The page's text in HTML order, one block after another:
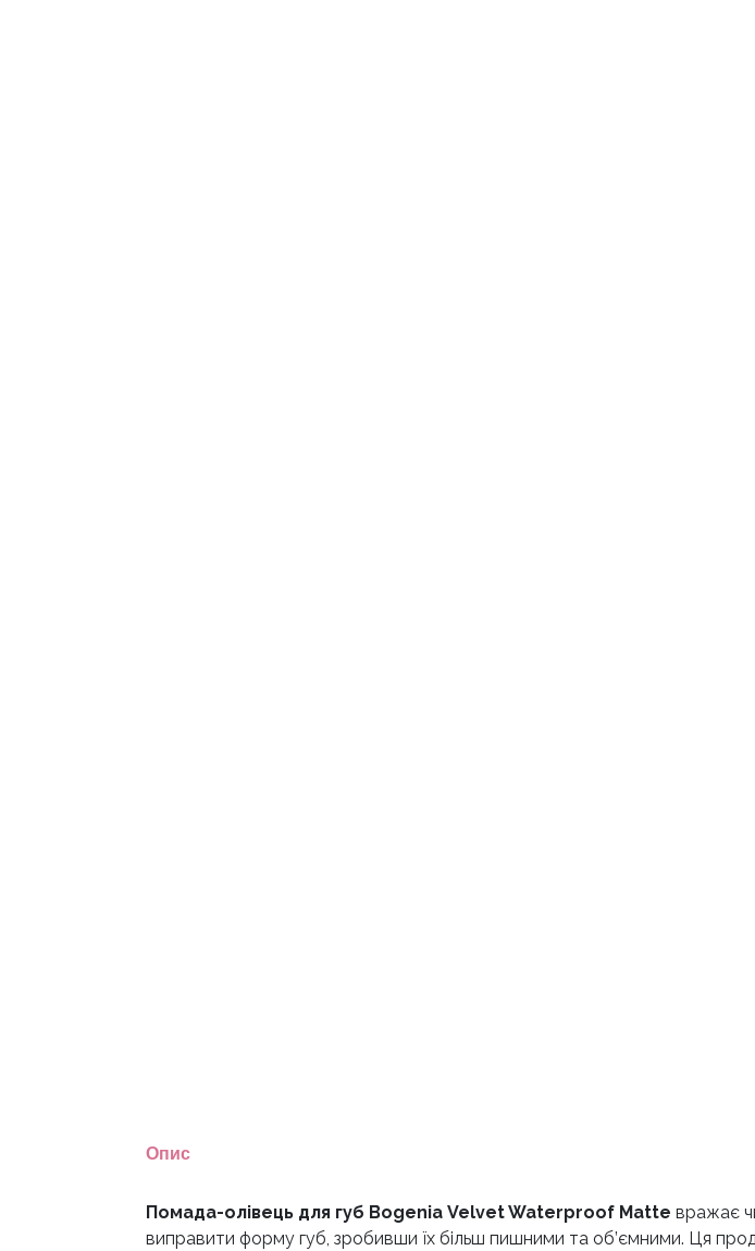
Опис
Помада-олівець для губ Bogenia Velvet Waterproof Matte вражає
виправити форму губ, зробивши їх більш пишними та об’ємними. Ця